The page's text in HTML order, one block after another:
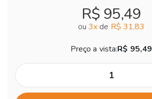
R$ 95,49
ou 3x de R$ 31,83
Preço a vista:R$ 95,49